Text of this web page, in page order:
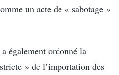
un acte de « sabotage »
également ordonné la
» de l’importation des